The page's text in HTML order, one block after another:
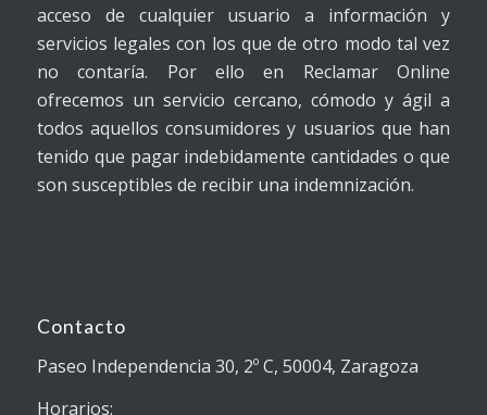
acceso de cualquier usuario a información y
servicios legales con los que de otro modo tal vez
no contaría. Por ello en Reclamar Online
ofrecemos un servicio cercano, cómodo y ágil a
todos aquellos consumidores y usuarios que han
tenido que pagar indebidamente cantidades o que
son susceptibles de recibir una indemnización.
Contacto
Paseo Independencia 30, 2º C, 50004, Zaragoza
Horarios: